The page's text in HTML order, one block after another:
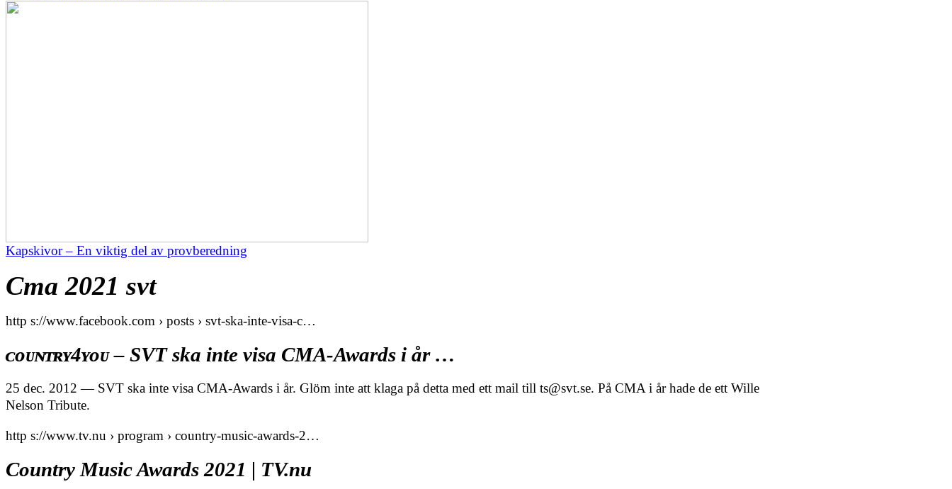
Kapskivor – En viktig del av provberedning
Cma 2021 svt
http s://www.facebook.com › posts › svt-ska-inte-visa-c…
ᴄᴏᴜɴᴛʀʏ4ʏᴏᴜ – SVT ska inte visa CMA-Awards i år …
25 dec. 2012 — SVT ska inte visa CMA-Awards i år. Glöm inte att klaga på detta med ett mail till ts@svt.se. På CMA i år hade de ett Wille
Nelson Tribute.
http s://www.tv.nu › program › country-music-awards-2…
Country Music Awards 2021 | TV.nu